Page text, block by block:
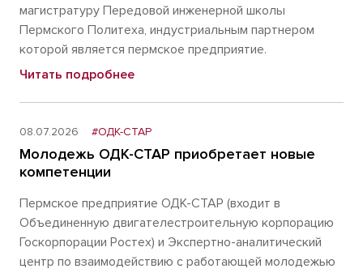
магистратуру Передовой инженерной школы
Пермского Политеха, индустриальным партнером
которой является пермское предприятие.
Читать подробнее
08.07.2026 #ОДК-СТАР
Молодежь ОДК-СТАР приобретает новые
компетенции
Пермское предприятие ОДК-СТАР (входит в
Объединенную двигателестроительную корпорацию
Госкорпорации Ростех) и Экспертно-аналитический
центр по взаимодействию с работающей молодежью